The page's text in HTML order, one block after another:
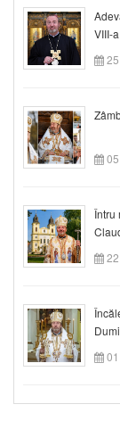
VIII-
Întru